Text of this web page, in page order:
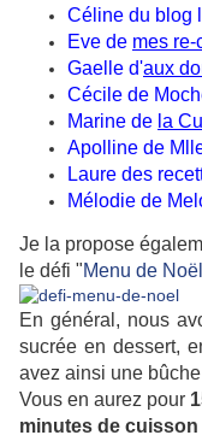
Céline du blog
Eve de mes re-
Gaelle d'aux
Cécile de
Marine de la
Apolline de
Laure des
Mélodie de
Je la propose
le défi "Menu de Noël
En général, nous
sucrée en dessert,
avez ainsi une
Vous en aurez pour
minutes de cuisson